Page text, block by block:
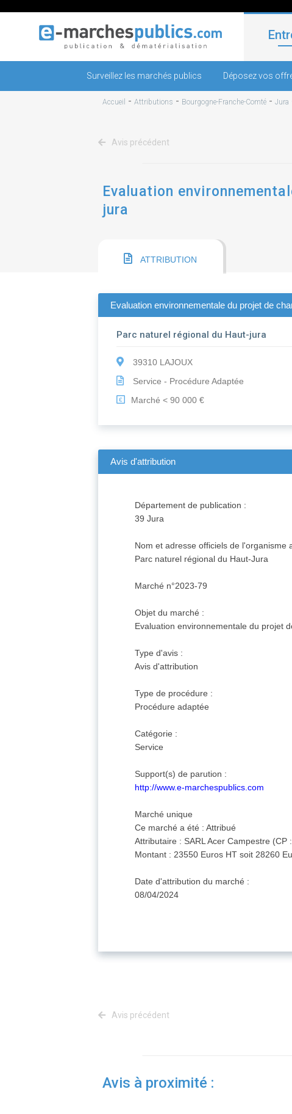
Surveillez les marchés publics Déposez vos
Accueil - Attributions - Bourgogne-Franche-Comté - Jura
Avis précédent
Evaluation
jura
ATTRIBUTION
Evaluation environnementale du projet de
Parc naturel régional du Haut-jura
39310 LAJOUX
Service - Procédure Adaptée
€ Marché < 90 000 €
Avis d'attribution
Département de publication :
39 Jura
Nom et adresse officiels de l'organisme
Parc naturel régional du Haut-Jura
Marché n°2023-79
Objet du marché :
Evaluation environnementale du projet
Type d'avis :
Avis d'attribution
Type de procédure :
Procédure adaptée
Catégorie :
Service
Support(s) de parution :
http://www.e-marchespublics.com
Marché unique
Ce marché a été : Attribué
Attributaire : SARL Acer Campestre (CP
Montant : 23550 Euros HT soit 28260
Date d'attribution du marché :
08/04/2024
Avis précédent
Avis à proximité :